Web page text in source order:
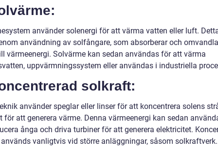
använder solenergi för att värma vatten eller luft.
användning av solfångare, som absorberar och
värmeenergi. Solvärme kan sedan användas för att värma
uppvärmningssystem eller användas i industriella
solkraft:
använder speglar eller linser för att koncentrera solens
för att generera värme. Denna värmeenergi kan sedan
ånga och driva turbiner för att generera elektricitet.
vanligtvis vid större anläggningar, såsom solkraftverk.